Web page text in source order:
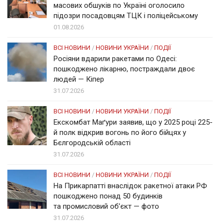
масових обшуків по Україні оголосило
підозри посадовцям ТЦК і поліцейському
01.08.2026
ВСІ НОВИНИ / НОВИНИ УКРАЇНИ / ПОДІЇ
Росіяни вдарили ракетами по Одесі:
пошкоджено лікарню, постраждали двоє
людей — Кіпер
31.07.2026
ВСІ НОВИНИ / НОВИНИ УКРАЇНИ / ПОДІЇ
Екскомбат Маґури заявив, що у 2025 році 225-
й полк відкрив вогонь по його бійцях у
Бєлгородській області
31.07.2026
ВСІ НОВИНИ / НОВИНИ УКРАЇНИ / ПОДІЇ
На Прикарпатті внаслідок ракетної атаки РФ
пошкоджено понад 50 будинків
та промисловий об’єкт — фото
31.07.2026